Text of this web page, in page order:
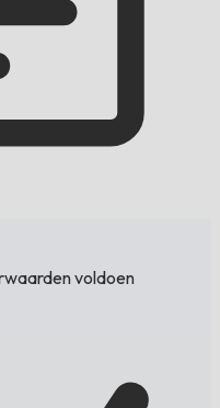
voldoen